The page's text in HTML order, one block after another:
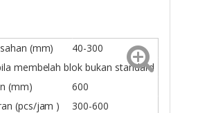
(mm) 40-300
membelah blok bukan standard
(mm)
600
(pcs/jam )
300-600